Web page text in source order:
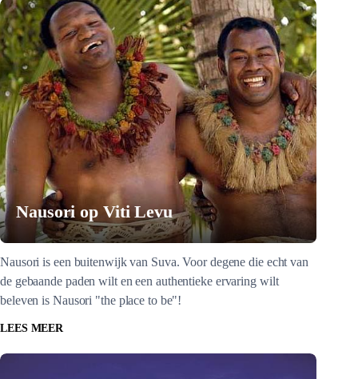
Nausori op Viti Levu
Nausori is een buitenwijk van Suva. Voor degene die echt van
de gebaande paden wilt en een authentieke ervaring wilt
beleven is Nausori "the place to be"!
LEES MEER